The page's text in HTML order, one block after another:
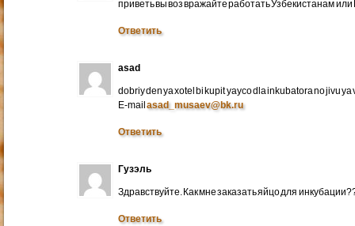
приветь вы воз вражайте работать Узбекистанам
Ответить
asad
dobriy den ya xotel bi kupit yayco dla inkubatora no jivu ya
E-mailasad_musaev@bk.ru
Ответить
Гузэль
Здравствуйте. Как мне заказать яйцо для
Ответить